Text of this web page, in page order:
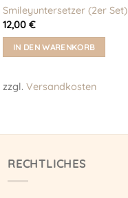
Smileyuntersetzer (2er Set)
12,00€
IN DEN WARENKORB
zzgl.Versandkosten
RECHTLICHES